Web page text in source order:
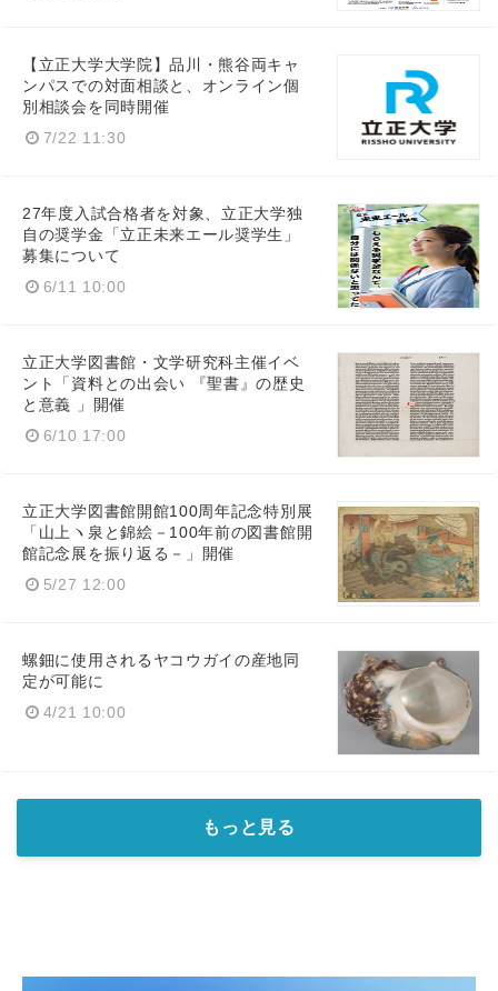
【立正大学大学院】品川・熊谷両キャ
ンパスでの対面相談と、オンライン個
別相談会を同時開催
7/22 11:30
27年度入試合格者を対象、立正大学独
自の奨学金「立正未来エール奨学生」
募集について
6/11 10:00
立正大学図書館・文学研究科主催イベ
ント「資料との出会い 『聖書』の歴史
と意義 」開催
6/10 17:00
立正大学図書館開館100周年記念特別展
「山上ヽ泉と錦絵－100年前の図書館開
館記念展を振り返る－」開催
5/27 12:00
螺鈿に使用されるヤコウガイの産地同
定が可能に
4/21 10:00
もっと見る
English